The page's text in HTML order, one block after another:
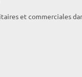
et commerciales